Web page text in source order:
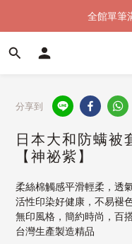
加入會員
全館單筆
加入會
分享到
日本大和防螨
【神祕紫】
柔絲棉觸感平滑輕柔，透
活性印染好健康，不易褪
無印風格，簡約時尚，百
台灣生產製造精品